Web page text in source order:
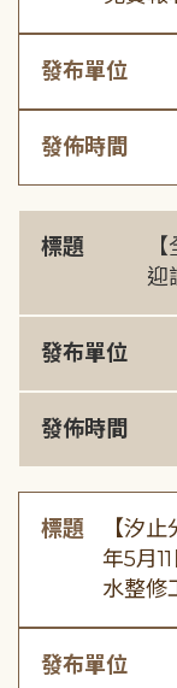
發布單位
發佈時間
標題
迎
發布單位
發佈時間
標題
【汐
年5月
水整修
發布單位